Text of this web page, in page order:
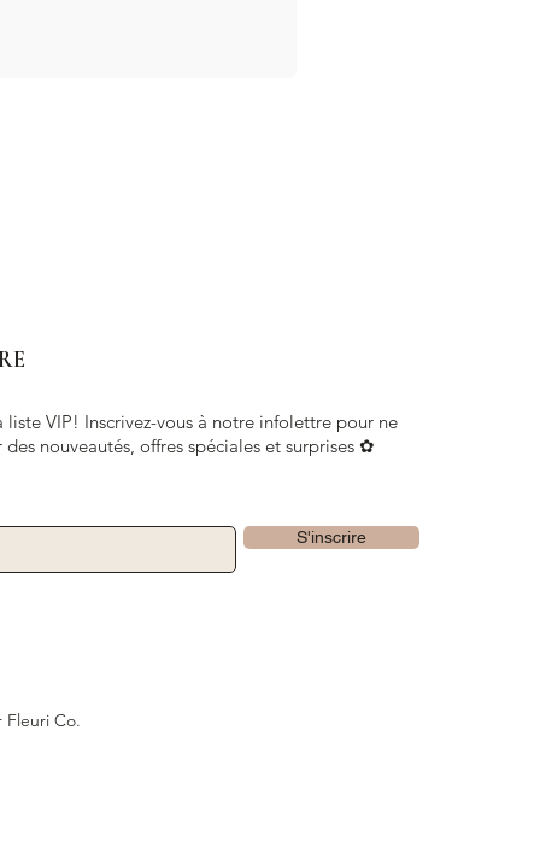
liste VIP! Inscrivez-vous à notre infolettre pour ne
des nouveautés, offres spéciales et surprises ✿
S'inscrire
Fleuri Co.